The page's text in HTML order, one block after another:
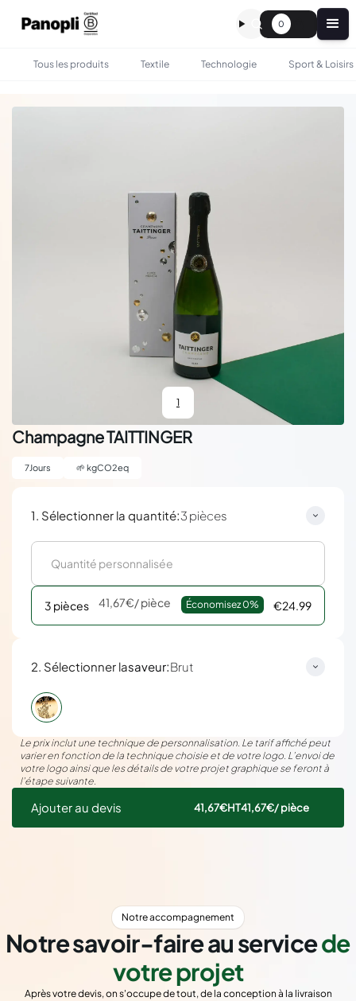
0
Tous les produits Textile Technologie Sport & Loisirs
1
Champagne TAITTINGER
7Jours 🌱kgCO2eq
1. Sélectionner la quantité:3 pièces
3 pièces 41,67€/ pièce Économisez 0% €24.99
2. Sélectionner lasaveur:Brut
Le prix inclut une technique de personnalisation. Le tarif affiché peut
varier en fonction de la technique choisie et de votre logo. L’envoi de
votre logo ainsi que les détails de votre projet graphique se feront à
l’étape suivante.
Ajouter au devis 41,67€HT41,67€/ pièce
Notre accompagnement
Notre savoir-faire au servicede
votre projet
Après votre devis, on s'occupe de tout, de la conception à la livraison